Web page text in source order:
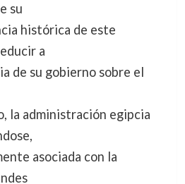
su
histórica de este
a
de su gobierno sobre el
la administración egipcia
asociada con la